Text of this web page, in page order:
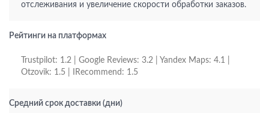
отслеживания и увеличение скорости обработки заказов.
Рейтинги на платформах
Trustpilot: 1.2 | Google Reviews: 3.2 | Yandex Maps: 4.1 |
Otzovik: 1.5 | IRecommend: 1.5
Средний срок доставки (дни)